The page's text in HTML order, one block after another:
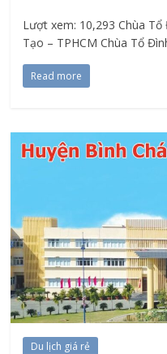
Lượt xem: 10,293 Chùa
Tạo – TPHCM Chùa Tổ
Read more
Du lịch giá rẻ